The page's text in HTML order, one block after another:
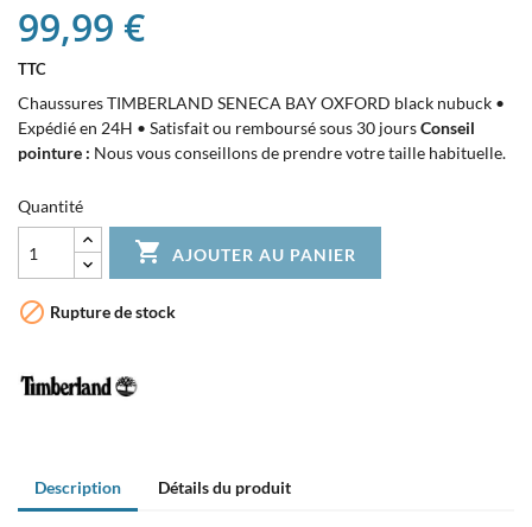
99,99 €
TTC
Chaussures TIMBERLAND SENECA BAY OXFORD black nubuck •
Expédié en 24H • Satisfait ou remboursé sous 30 joursConseil
pointure : Nous vous conseillons de prendre votre taille habituelle.
Quantité
 AJOUTER AU PANIER
 Rupture de stock
Description Détails du produit